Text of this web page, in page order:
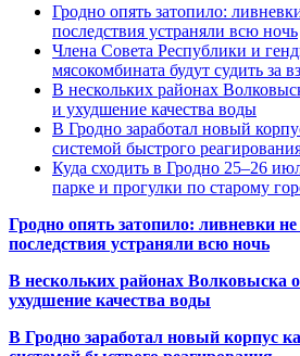
Гродно опять затопило:
последствия устраняли всю ночь
Члена Совета Республики и
мясокомбината будут судить за
В нескольких районах
и ухудшение качества воды
В Гродно заработал новый
системой быстрого
Куда сходить в Гродно 25–26
парке и прогулки по старому
Гродно опять затопило: ливневки
последствия устраняли всю ночь
В нескольких районах Волковыска
ухудшение качества воды
В Гродно заработал новый корпус